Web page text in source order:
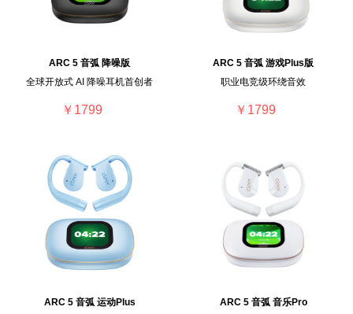
ARC 5 音弧 降噪版
全球开放式 AI 降噪耳机首创者
￥1799
ARC 5 音弧 游戏Plus版
职业电竞级环绕音效
￥1799
ARC 5 音弧 运动Plus
ARC 5 音弧 音乐Pro